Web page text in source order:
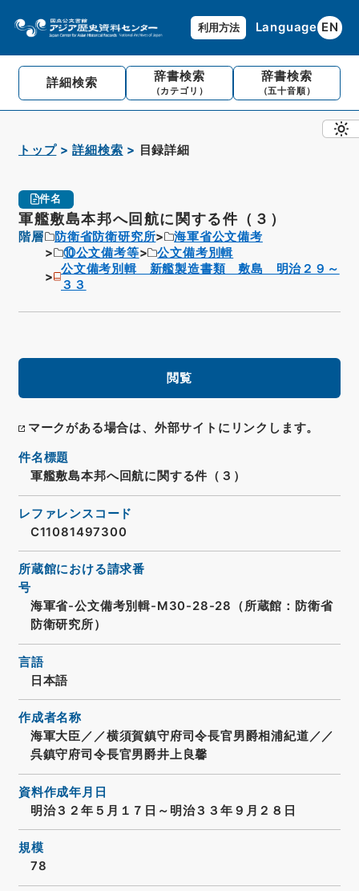
利用方法 Language EN
詳細検索 辞書検索
（カテゴリ）
辞書検索
（五十音順）
トップ 詳細検索 目録詳細
件名
軍艦敷島本邦へ回航に関する件（３）
階層 防衛省防衛研究所
海軍省公文備考
⑩公文備考等
公文備考別輯
公文備考別輯 新艦製造書類 敷島 明治２９～
３３
閲覧
マークがある場合は、外部サイトにリンクします。
件名標題
軍艦敷島本邦へ回航に関する件（３）
レファレンスコード
C11081497300
所蔵館における請求番
号
海軍省-公文備考別輯-M30-28-28（所蔵館：防衛省
防衛研究所）
言語
日本語
作成者名称
海軍大臣／／横須賀鎮守府司令長官男爵相浦紀道／／
呉鎮守府司令長官男爵井上良馨
資料作成年月日
明治３２年５月１７日～明治３３年９月２８日
規模
78